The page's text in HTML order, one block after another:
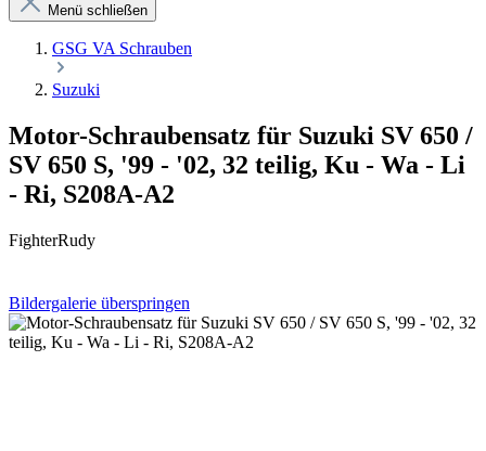
Menü schließen
GSG VA Schrauben
Suzuki
Motor-Schraubensatz für Suzuki SV 650 /
SV 650 S, '99 - '02, 32 teilig, Ku - Wa - Li
- Ri, S208A-A2
FighterRudy
Bildergalerie überspringen